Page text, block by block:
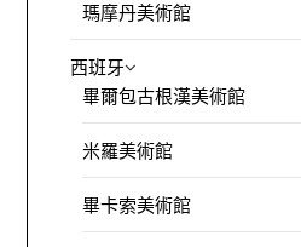
瑪摩丹美術館
西班牙
畢爾包古根漢美術館
米羅美術館
畢卡索美術館